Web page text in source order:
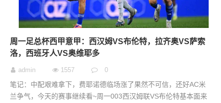
周一足总杯西甲意甲：西汉姆VS布伦特，拉齐奥VS萨索
洛，西班牙人VS奥维耶多
admin 1557 0
笔记：中配艰难拿下，费耶诺德临场涨了果然不可信，还好AC米
兰争气，今天的赛事继续看~周一003西汉姆联VS布伦特基本面来